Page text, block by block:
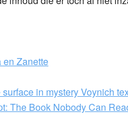
en Zanette
in mystery Voynich
The Book Nobody Can